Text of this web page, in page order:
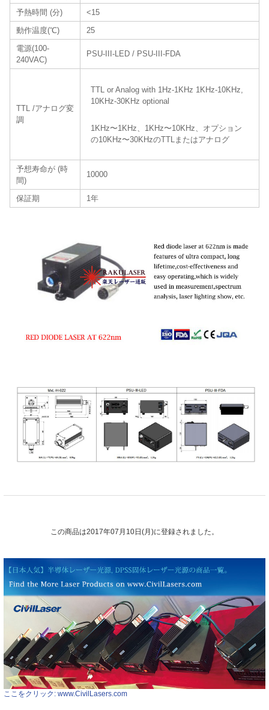
予熱時間 (分)
<15
動作温度(℃)
25
電源(100-
240VAC)
PSU-III-LED / PSU-III-FDA
TTL /アナログ変
調
TTL or Analog with 1Hz-1KHz 1KHz-10KHz,
10KHz-30KHz optional
1KHz〜1KHz、1KHz〜10KHz、オプション
の10KHz〜30KHzのTTLまたはアナログ
予想寿命が (時
間)
10000
保証期 1年
この商品は2017年07月10日(月)に登録されました。
ここをクリック: www.CivilLasers.com